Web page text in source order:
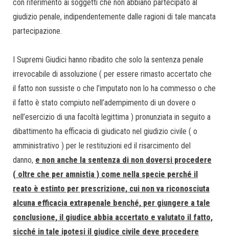
con riferimento ai soggetti che non abbiano partecipato al
giudizio penale, indipendentemente dalle ragioni di tale mancata
partecipazione.
I Supremi Giudici hanno ribadito che solo la sentenza penale
irrevocabile di assoluzione ( per essere rimasto accertato che
il fatto non sussiste o che l’imputato non lo ha commesso o che
il fatto è stato compiuto nell’adempimento di un dovere o
nell’esercizio di una facoltà legittima ) pronunziata in seguito a
dibattimento ha efficacia di giudicato nel giudizio civile ( o
amministrativo ) per le restituzioni ed il risarcimento del
danno, e non anche la sentenza di non doversi procedere
( oltre che per amnistia ) come nella specie perché il
reato è estinto per prescrizione, cui non va riconosciuta
alcuna efficacia extrapenale benché, per giungere a tale
conclusione, il giudice abbia accertato e valutato il fatto,
sicché in tale ipotesi il giudice civile deve procedere